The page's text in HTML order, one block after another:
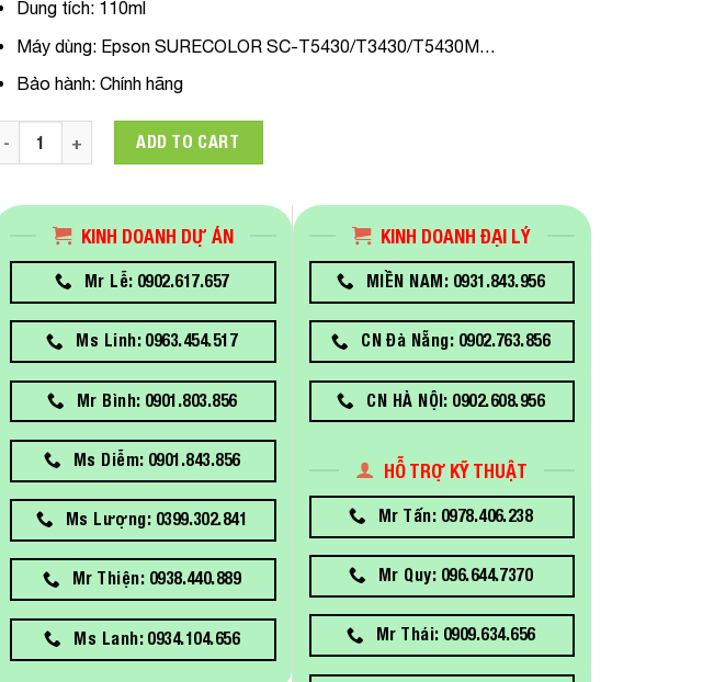
Dung tích:110ml
Máy dùng: Epson SURECOLOR SC-T5430/T3430/T5430M…
Bảo hành:Chính hãng
C13T41Q200 Mực in Epson T41Q UltraChrome XD2 Cyan ink Cartridge 110ml quantity
ADD TO CART
KINH DOANH DỰ ÁN
Mr Lễ: 0902.617.657
Ms Linh: 0963.454.517
Mr Bình: 0901.803.856
Ms Diễm: 0901.843.856
Ms Lượng: 0399.302.841
Mr Thiện: 0938.440.889
Ms Lanh: 0934.104.656
KINH DOANH ĐẠI LÝ
MIỀN NAM: 0931.843.956
CN Đà Nẵng: 0902.763.856
CN HÀ NỘI: 0902.608.956
HỖ TRỢ KỸ THUẬT
Mr Tấn: 0978.406.238
Mr Quy: 096.644.7370
Mr Thái: 0909.634.656